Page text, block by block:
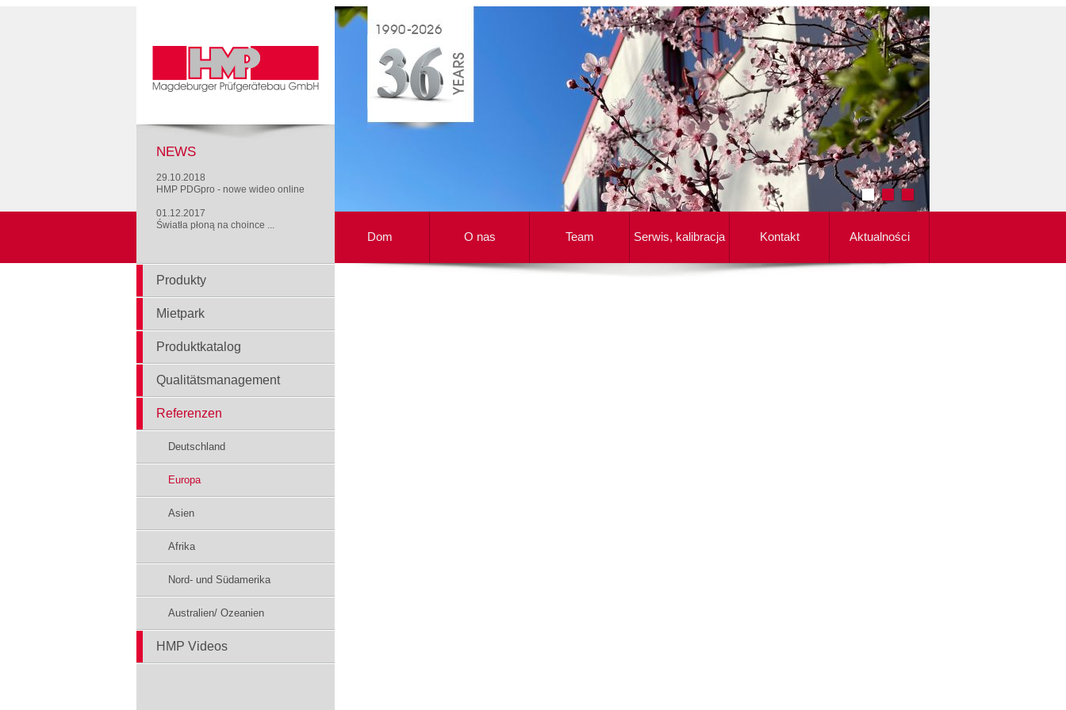
NEWS
29.10.2018
HMP PDGpro - nowe wideo online
01.12.2017
Światła płoną na choince ...
Dom O nas Team Serwis, kalibracja Kontakt Aktualności
Produkty
Mietpark
Produktkatalog
Qualitätsmanagement
Referenzen
Deutschland
Europa
Asien
Afrika
Nord- und Südamerika
Australien/ Ozeanien
HMP Videos